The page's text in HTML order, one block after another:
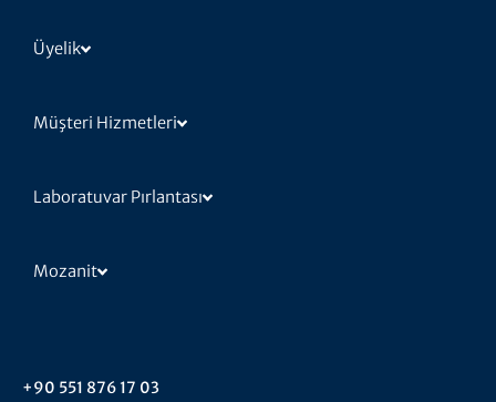
Üyelik
Müşteri Hizmetleri
Laboratuvar Pırlantası
Mozanit
+90 551 876 17 03